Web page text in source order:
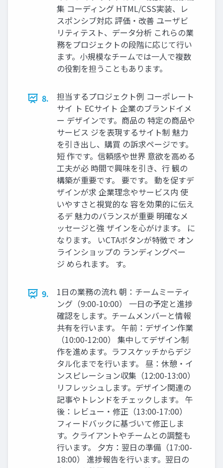
集 コーディング HTML/CSS実装、レ
スポンシブ対応 評価・改善 ユーザビ
リティテスト、データ分析 これらの業
務をプロジェクトの段階に応じて行い
ます。小規模なチームでは一人で複数
の役割を担うこともあります。
8.
担当するプロジェクト例 コーポレート
サイ ト ECサイト 企業のブランドイメ
ー デザインです。商品の 特定の商品や
サービス ジを表現するサイト制 魅力
を引き出し、購買 の訴求ページです。
短 作です。信頼感や世界 意欲を高める
工夫が必 時間で興味を引き、行 観の
構築が重要です。 要です。 動を促すデ
ザインが求 企業理念やサービス内 使
いやすさと視覚的な 容を効果的に伝え
るデ 魅力のバランスが重要 明確なメ
ッセージと強 ザインを心がけます。 に
なります。 いCTAボタンが特徴で オン
ラインショップの ランディングペー
ジ められます。 す。
9.
1日の業務の流れ 朝：チームミーティ
ング（9:00-10:00） 一日の予定と進捗
確認をします。チームメンバーと情報
共有を行います。 午前：デザイン作業
（10:00-12:00） 集中してデザイン制
作を進めます。ラフスケッチからデジ
タル化までを行います。 昼：休憩・イ
ンスピレーション収集（12:00-13:00）
リフレッシュします。デザイン関連の
記事やトレンドをチェックします。 午
後：レビュー・修正（13:00-17:00）
フィードバックに基づいて修正しま
す。クライアントやチームとの調整も
行います。 夕方：翌日の準備（17:00-
18:00） 進捗報告を行います。翌日の